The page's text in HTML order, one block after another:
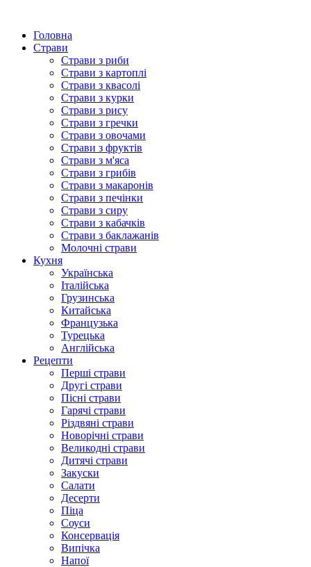
Головна
Страви
Страви з риби
Страви з картоплі
Страви з квасолі
Страви з курки
Страви з рису
Страви з гречки
Страви з овочами
Страви з фруктів
Страви з м'яса
Страви з грибів
Страви з макаронів
Страви з печінки
Страви з сиру
Страви з кабачків
Страви з баклажанів
Молочні страви
Кухня
Українська
Італійська
Грузинська
Китайська
Французька
Турецька
Англійська
Рецепти
Перші страви
Другі страви
Пісні страви
Гарячі страви
Різдвяні страви
Новорічні страви
Великодні страви
Дитячі страви
Закуски
Салати
Десерти
Піца
Соуси
Консервація
Випічка
Напої